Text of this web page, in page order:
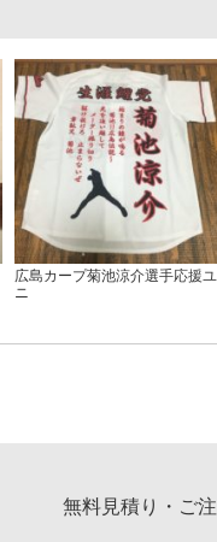
広島カープ菊池涼介選手応援ユ
ニ
無料見積り・ご